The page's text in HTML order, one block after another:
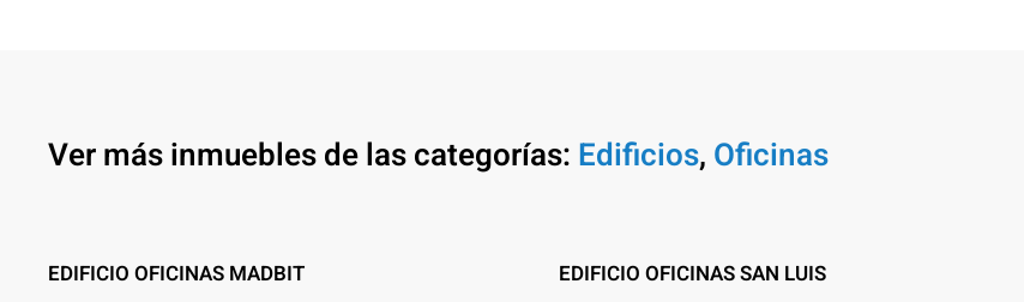
Ver más inmuebles de las categorías: Edificios, Oficinas
EDIFICIO OFICINAS MADBIT EDIFICIO OFICINAS SAN LUIS